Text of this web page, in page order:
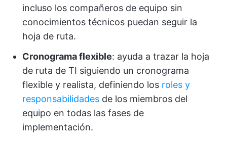
incluso los compañeros de equipo sin
conocimientos técnicos puedan seguir la
hoja de ruta.
Cronograma flexible: ayuda a trazar la hoja
de ruta de TI siguiendo un cronograma
flexible y realista, definiendo los roles y
responsabilidades de los miembros del
equipo en todas las fases de
implementación.